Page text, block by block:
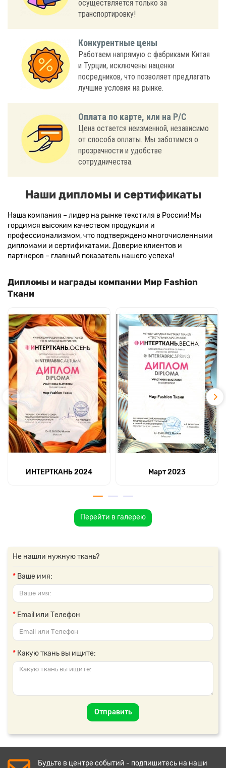
осуществляется только за
транспортировку!
Конкурентные цены
Работаем напрямую с фабриками Китая
и Турции, исключены наценки
посредников, что позволяет предлагать
лучшие условия на рынке.
Оплата по карте, или на Р/С
Цена остается неизменной, независимо
от способа оплаты. Мы заботимся о
прозрачности и удобстве
сотрудничества.
Наши дипломы и сертификаты
Наша компания – лидер на рынке текстиля в России! Мы
гордимся высоким качеством продукции и
профессионализмом, что подтверждено многочисленными
дипломами и сертификатами. Доверие клиентов и
партнеров – главный показатель нашего успеха!
Дипломы и награды компании Мир Fashion
Ткани
ИНТЕРТКАНЬ 2024 Март 2023
Перейти в галерею
Не нашли нужную ткань?
Ваше имя:
Email или Телефон
Какую ткань вы ищите:
Отправить
Будьте в центре событий - подпишитесь на наши